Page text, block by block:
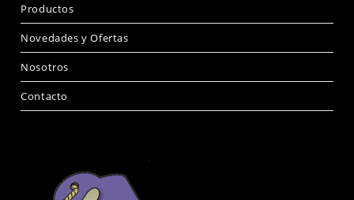
Productos
Novedades y Ofertas
Nosotros
Contacto